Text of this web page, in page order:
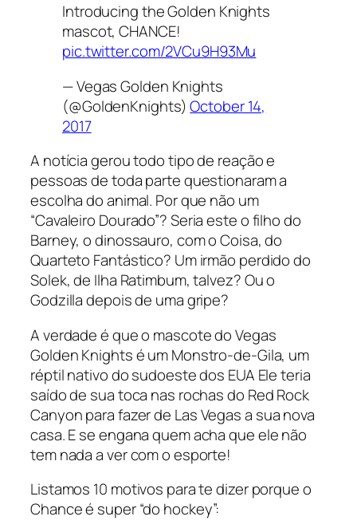
Introducing the Golden Knights
mascot, CHANCE!
pic.twitter.com/2VCu9H93Mu
— Vegas Golden Knights
(@GoldenKnights)October 14,
2017
A notícia gerou todo tipo de reação e
pessoas de toda parte questionaram a
escolha do animal. Por que não um
“Cavaleiro Dourado”? Seria este o filho do
Barney, o dinossauro, com o Coisa, do
Quarteto Fantástico? Um irmão perdido do
Solek, de Ilha Ratimbum, talvez? Ou o
Godzilla depois de uma gripe?
A verdade é que o mascote do Vegas
Golden Knights é um Monstro-de-Gila, um
réptil nativo do sudoeste dos EUA Ele teria
saído de sua toca nas rochas do Red Rock
Canyonpara fazer de Las Vegas a sua nova
casa. E se engana quem acha que ele não
tem nada a ver com o esporte!
Listamos 10 motivos para te dizer porque o
Chance é super “do hockey”: